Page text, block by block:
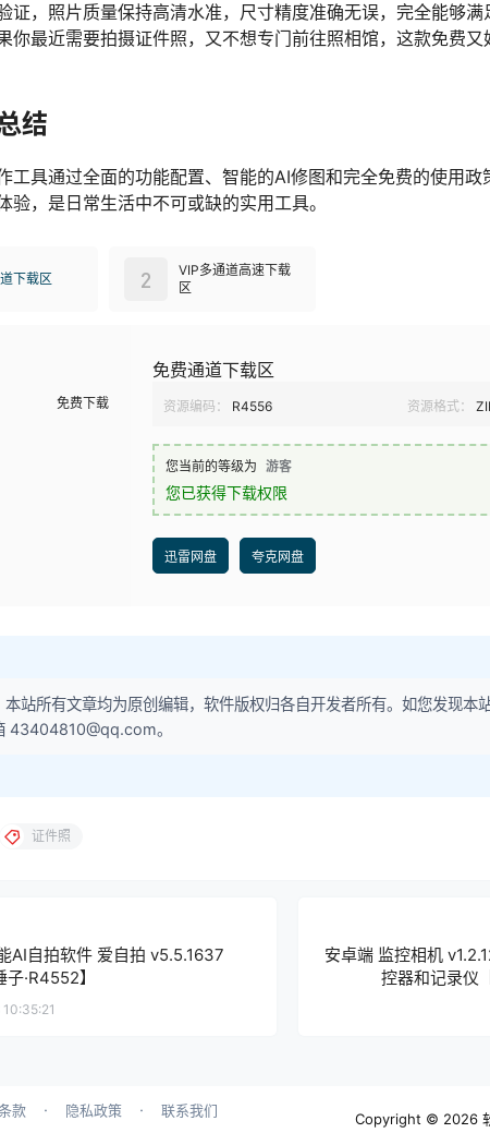
证，照片质量保持高清水准，尺寸精度准确无误，完全能够
你最近需要拍摄证件照，又不想专门前往照相馆，这款免费
结
工具通过全面的功能配置、智能的AI修图和完全免费的使用政
验，是日常生活中不可或缺的实用工具。
下载区
VIP多通道高速下载
区
2
免费下载
免费通道下载区
资源编码： R4556 资源格式：
您当前的等级为 游客
您已获得下载权限
迅雷网盘 夸克网盘
本站所有文章均为原创编辑，软件版权归各自开发者所有。如您发现本
43404810@qq.com。
证件照
AI自拍软件 爱自拍 v5.5.1637
子·R4552】
安卓端 监控相机
控器和记录仪
款 · 隐私政策 · 联系我们 Copyright © 2026